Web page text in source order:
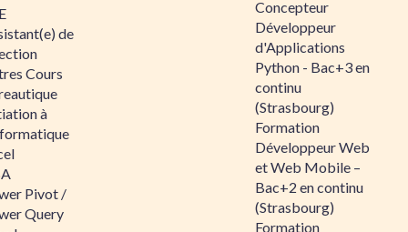
de
Cours
à
Pivot /
Query
Concepteur
Développeur
d'Applications
Python - Bac+3 en
continu
(Strasbourg)
Formation
Développeur Web
et Web Mobile –
Bac+2 en continu
(Strasbourg)
Formation